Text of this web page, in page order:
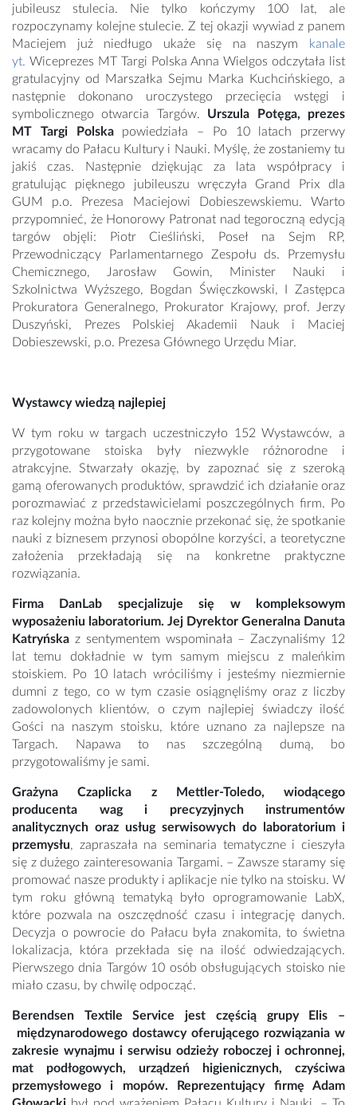
jubileusz stulecia. Nie tylko kończymy 100 lat, ale
rozpoczynamy kolejne stulecie. Z tej okazji wywiad z panem
Maciejem już niedługo ukaże się na naszym
kanale
yt. Wiceprezes MT Targi Polska Anna Wielgos odczytała list
gratulacyjny od Marszałka Sejmu Marka Kuchcińskiego, a
następnie dokonano uroczystego przecięcia wstęgi i
symbolicznego otwarcia Targów. Urszula Potęga, prezes
MT Targi Polskapowiedziała – Po 10 latach przerwy
wracamy do Pałacu Kultury i Nauki. Myślę, że zostaniemy tu
jakiś czas. Następnie dziękując za lata współpracy i
gratulując pięknego jubileuszu wręczyła Grand Prix dla
GUM p.o. Prezesa Maciejowi Dobieszewskiemu. Warto
przypomnieć, że Honorowy Patronat nad tegoroczną edycją
targów objęli: Piotr Cieśliński, Poseł na Sejm RP,
Przewodniczący Parlamentarnego Zespołu ds. Przemysłu
Chemicznego, Jarosław Gowin, Minister Nauki i
Szkolnictwa Wyższego, Bogdan Święczkowski, I Zastępca
Prokuratora Generalnego, Prokurator Krajowy, prof. Jerzy
Duszyński, Prezes Polskiej Akademii Nauk i Maciej
Dobieszewski, p.o. Prezesa Głównego Urzędu Miar.
Wystawcy wiedzą najlepiej
W tym roku w targach uczestniczyło 152 Wystawców, a
przygotowane stoiska były niezwykle różnorodne i
atrakcyjne. Stwarzały okazję, by zapoznać się z szeroką
gamą oferowanych produktów, sprawdzić ich działanie oraz
porozmawiać z przedstawicielami poszczególnych firm. Po
raz kolejny można było naocznie przekonać się, że spotkanie
nauki z biznesem przynosi obopólne korzyści, a teoretyczne
założenia przekładają się na konkretne praktyczne
rozwiązania.
Firma DanLab specjalizuje się w kompleksowym
wyposażeniu laboratorium. Jej Dyrektor Generalna Danuta
Katryńska z sentymentem wspominała – Zaczynaliśmy 12
lat temu dokładnie w tym samym miejscu z maleńkim
stoiskiem. Po 10 latach wróciliśmy i jesteśmy niezmiernie
dumni z tego, co w tym czasie osiągnęliśmy oraz z liczby
zadowolonych klientów, o czym najlepiej świadczy ilość
Gości na naszym stoisku, które uznano za najlepsze na
Targach. Napawa to nas szczególną dumą, bo
przygotowaliśmy je sami.
Grażyna Czaplicka z Mettler-Toledo, wiodącego
producenta wag i precyzyjnych instrumentów
analitycznych oraz usług serwisowych do laboratorium i
przemysłu, zapraszała na seminaria tematyczne i cieszyła
się z dużego zainteresowania Targami. – Zawsze staramy się
promować nasze produkty i aplikacje nie tylko na stoisku. W
tym roku główną tematyką było oprogramowanie LabX,
które pozwala na oszczędność czasu i integrację danych.
Decyzja o powrocie do Pałacu była znakomita, to świetna
lokalizacja, która przekłada się na ilość odwiedzających.
Pierwszego dnia Targów 10 osób obsługujących stoisko nie
miało czasu, by chwilę odpocząć.
Berendsen Textile Service jest częścią grupy Elis –
międzynarodowego dostawcy oferującego rozwiązania w
zakresie wynajmu i serwisu odzieży roboczej i ochronnej,
mat podłogowych, urządzeń higienicznych, czyściwa
przemysłowego i mopów. Reprezentujący firmę Adam